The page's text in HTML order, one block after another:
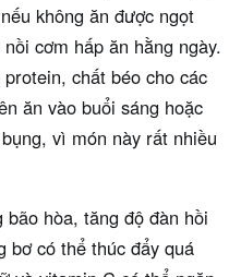
không ăn được ngọt
cơm hấp ăn hằng ngày.
chất béo cho các
ăn vào buổi sáng hoặc
vì món này rất nhiều
hòa, tăng độ đàn hồi
bơ có thể thúc đẩy quá